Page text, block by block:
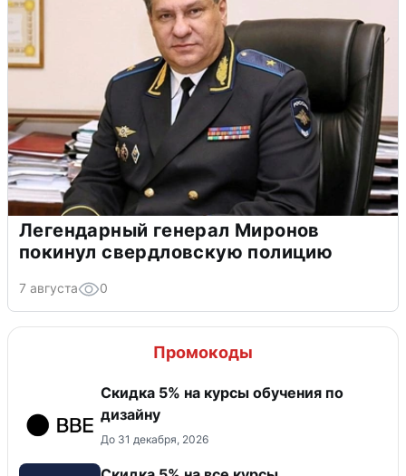
Легендарный генерал Миронов
покинул свердловскую полицию
7 августа 0
Промокоды
Скидка 5% на курсы обучения по
дизайну
До 31 декабря, 2026